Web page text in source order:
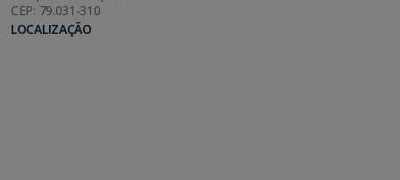
CEP: 79.031-310
LOCALIZAÇÃO